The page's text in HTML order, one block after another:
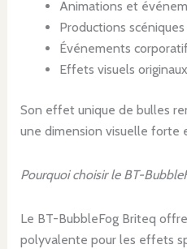
Animations et
Productions
Événements
Effets visuels
Son effet unique de bulles
une dimension visuelle forte
Pourquoi choisir le BT-
Le BT-BubbleFog Briteq
polyvalente pour les effets